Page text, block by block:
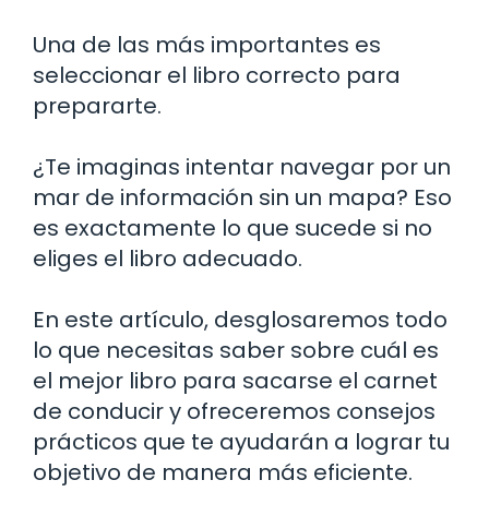
Una de las más importantes es
seleccionar el libro correcto para
prepararte.
¿Te imaginas intentar navegar por un
mar de información sin un mapa? Eso
es exactamente lo que sucede si no
eliges el libro adecuado.
En este artículo, desglosaremos todo
lo que necesitas saber sobre cuál es
el mejor libro para sacarse el carnet
de conducir y ofreceremos consejos
prácticos que te ayudarán a lograr tu
objetivo de manera más eficiente.